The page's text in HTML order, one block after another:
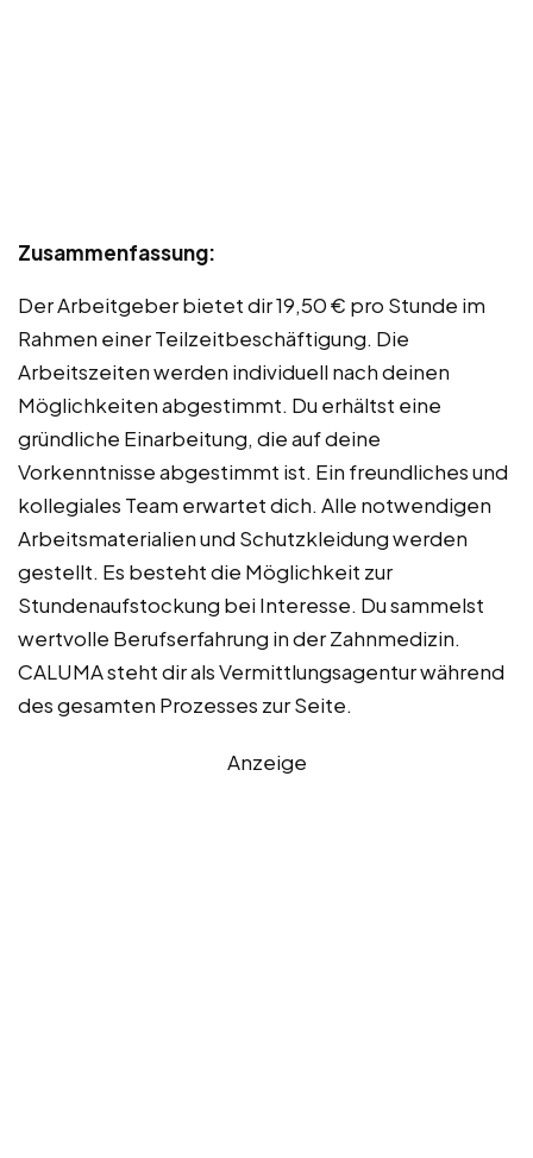
Zusammenfassung:
Der Arbeitgeber bietet dir 19,50 € pro Stunde im
Rahmen einer Teilzeitbeschäftigung. Die
Arbeitszeiten werden individuell nach deinen
Möglichkeiten abgestimmt. Du erhältst eine
gründliche Einarbeitung, die auf deine
Vorkenntnisse abgestimmt ist. Ein freundliches und
kollegiales Team erwartet dich. Alle notwendigen
Arbeitsmaterialien und Schutzkleidung werden
gestellt. Es besteht die Möglichkeit zur
Stundenaufstockung bei Interesse. Du sammelst
wertvolle Berufserfahrung in der Zahnmedizin.
CALUMA steht dir als Vermittlungsagentur während
des gesamten Prozesses zur Seite.
Anzeige